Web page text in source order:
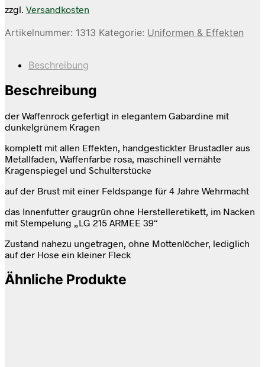
zzgl. Versandkosten
Artikelnummer: 1313 Kategorie: Uniformen & Effekten
Beschreibung
Beschreibung
der Waffenrock gefertigt in elegantem Gabardine mit
dunkelgrünem Kragen
komplett mit allen Effekten, handgestickter Brustadler aus
Metallfaden, Waffenfarbe rosa, maschinell vernähte
Kragenspiegel und Schulterstücke
auf der Brust mit einer Feldspange für 4 Jahre Wehrmacht
das Innenfutter graugrün ohne Herstelleretikett, im Nacken
mit Stempelung „LG 215 ARMEE 39“
Zustand nahezu ungetragen, ohne Mottenlöcher, lediglich
auf der Hose ein kleiner Fleck
Ähnliche Produkte